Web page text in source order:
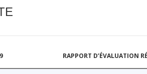
RAPPORT D’ÉVALUATION